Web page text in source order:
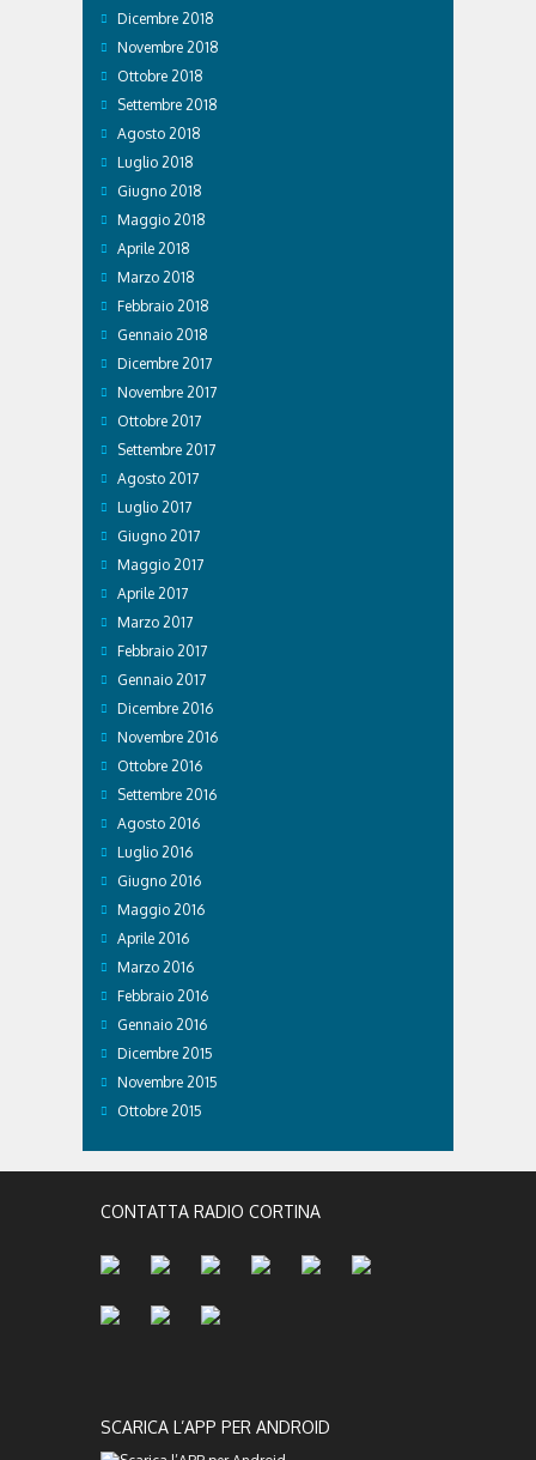
Dicembre 2018
Novembre 2018
Ottobre 2018
Settembre 2018
Agosto 2018
Luglio 2018
Giugno 2018
Maggio 2018
Aprile 2018
Marzo 2018
Febbraio 2018
Gennaio 2018
Dicembre 2017
Novembre 2017
Ottobre 2017
Settembre 2017
Agosto 2017
Luglio 2017
Giugno 2017
Maggio 2017
Aprile 2017
Marzo 2017
Febbraio 2017
Gennaio 2017
Dicembre 2016
Novembre 2016
Ottobre 2016
Settembre 2016
Agosto 2016
Luglio 2016
Giugno 2016
Maggio 2016
Aprile 2016
Marzo 2016
Febbraio 2016
Gennaio 2016
Dicembre 2015
Novembre 2015
Ottobre 2015
CONTATTA RADIO CORTINA
SCARICA L’APP PER ANDROID